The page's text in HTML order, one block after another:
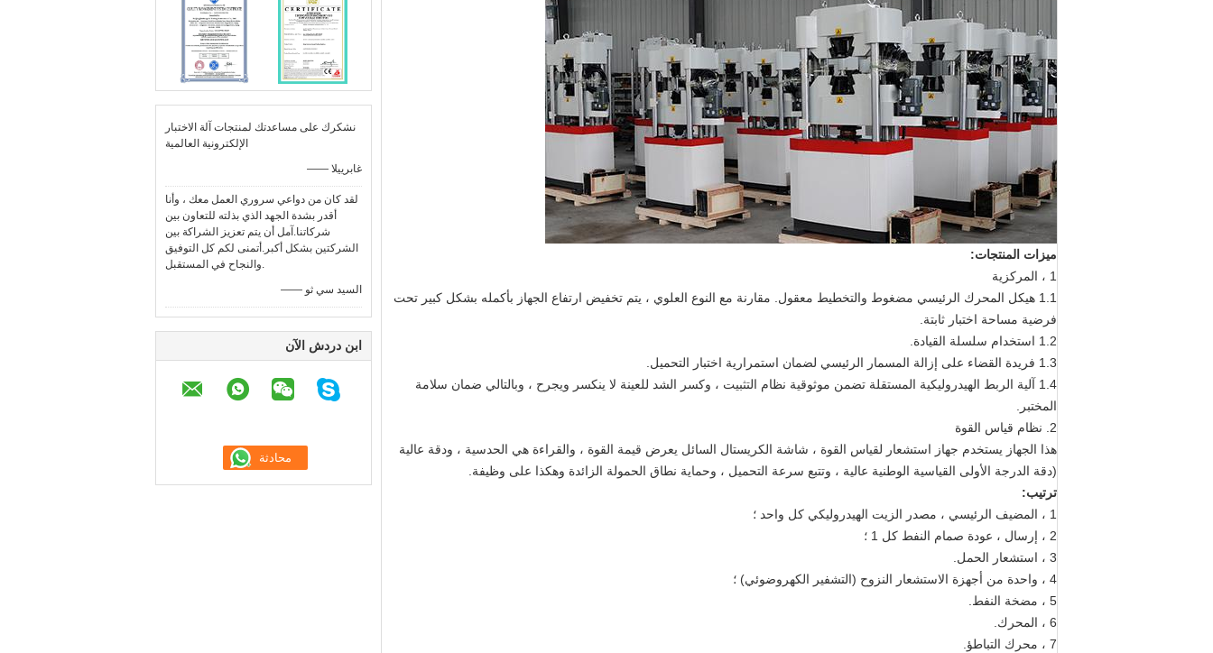
نشكرك على مساعدتك لمنتجات آلة الاختبار
الإلكترونية العالمية
—— غابرييلا
لقد كان من دواعي سروري العمل معك ، وأنا
أقدر بشدة الجهد الذي بذلته للتعاون بين
شركاتنا.آمل أن يتم تعزيز الشراكة بين
الشركتين بشكل أكبر.أتمنى لكم كل التوفيق
والنجاح في المستقبل.
—— السيد سي ثو
ابن دردش الآن
ميزات المنتجات:
1 ، المركزية
1.1 هيكل المحرك الرئيسي مضغوط والتخطيط معقول. مقارنة مع النوع العلوي ، يتم تخفيض ارتفاع الجهاز بأكمله بشكل كبير تحت
فرضية مساحة اختبار ثابتة.
1.2 استخدام سلسلة القيادة.
1.3 فريدة القضاء على إزالة المسمار الرئيسي لضمان استمرارية اختبار التحميل.
1.4 آلية الربط الهيدروليكية المستقلة تضمن موثوقية نظام التثبيت ، وكسر الشد للعينة لا ينكسر ويجرح ، وبالتالي ضمان سلامة
المختبر.
2. نظام قياس القوة
هذا الجهاز يستخدم جهاز استشعار لقياس القوة ، شاشة الكريستال السائل يعرض قيمة القوة ، والقراءة هي الحدسية ، ودقة عالية
(دقة الدرجة الأولى القياسية الوطنية عالية ، وتتبع سرعة التحميل ، وحماية نطاق الحمولة الزائدة وهكذا على وظيفة.
ترتيب:
1 ، المضيف الرئيسي ، مصدر الزيت الهيدروليكي كل واحد ؛
2 ، إرسال ، عودة صمام النفط كل 1 ؛
3 ، استشعار الحمل.
4 ، واحدة من أجهزة الاستشعار النزوح (التشفير الكهروضوئي) ؛
5 ، مضخة النفط.
6 ، المحرك.
7 ، محرك التباطؤ.